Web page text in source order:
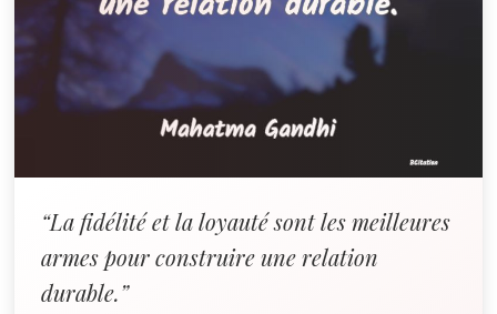
“La fidélité et la loyauté sont les meilleures
armes pour construire une relation
durable.”